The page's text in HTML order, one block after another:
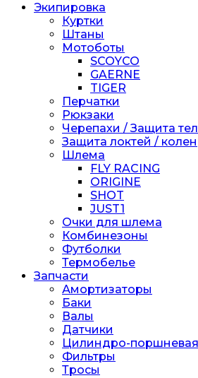
Экипировка
Куртки
Штаны
Мотоботы
SCOYCO
GAERNE
TIGER
Перчатки
Рюкзаки
Черепахи / Защита
Защита локтей / колен
Шлема
FLY RACING
ORIGINE
SHOT
JUST1
Очки для шлема
Комбинезоны
Футболки
Термобелье
Запчасти
Амортизаторы
Баки
Валы
Датчики
Цилиндро-поршневая
Фильтры
Тросы